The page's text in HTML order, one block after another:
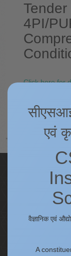
4PI/
Click here for
पीछे
Quick
Procurement
Tenders
Annual Reports
एवं
वैज्ञानिक एवं
A